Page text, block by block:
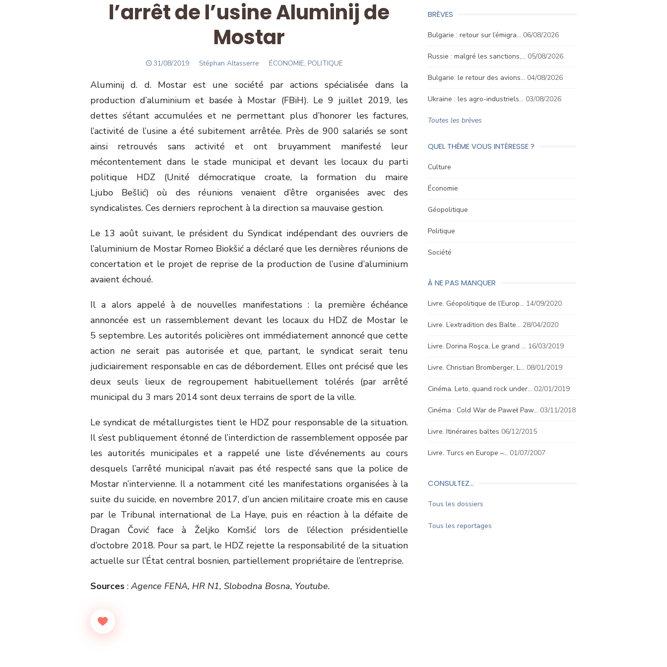
l’arrêt de l’usine Aluminij de
Mostar
POSTED
31/08/2019 Author
Stéphan Altasserre ÉCONOMIE, POLITIQUE
Aluminij d. d. Mostar est une société par actions spécialisée dans la
production d’aluminium et basée à Mostar (FBiH). Le 9 juillet 2019, les
dettes s’étant accumulées et ne permettant plus d’honorer les factures,
l’activité de l’usine a été subitement arrêtée. Près de 900 salariés se sont
ainsi retrouvés sans activité et ont bruyamment manifesté leur
mécontentement dans le stade municipal et devant les locaux du parti
politique HDZ (Unité démocratique croate, la formation du maire
Ljubo Bešlić) où des réunions venaient d’être organisées avec des
syndicalistes. Ces derniers reprochent à la direction sa mauvaise gestion.
Le 13 août suivant, le président du Syndicat indépendant des ouvriers de
l’aluminium de Mostar Romeo Biokšić a déclaré que les dernières réunions de
concertation et le projet de reprise de la production de l’usine d’aluminium
avaient échoué.
Il a alors appelé à de nouvelles manifestations : la première échéance
annoncée est un rassemblement devant les locaux du HDZ de Mostar le
5 septembre. Les autorités policières ont immédiatement annoncé que cette
action ne serait pas autorisée et que, partant, le syndicat serait tenu
judiciairement responsable en cas de débordement. Elles ont précisé que les
deux seuls lieux de regroupement habituellement tolérés (par arrêté
municipal du 3 mars 2014 sont deux terrains de sport de la ville.
Le syndicat de métallurgistes tient le HDZ pour responsable de la situation.
Il s’est publiquement étonné de l’interdiction de rassemblement opposée par
les autorités municipales et a rappelé une liste d’événements au cours
desquels l’arrêté municipal n’avait pas été respecté sans que la police de
Mostar n’intervienne. Il a notamment cité les manifestations organisées à la
suite du suicide, en novembre 2017, d’un ancien militaire croate mis en cause
par le Tribunal international de La Haye, puis en réaction à la défaite de
Dragan Čović face à Željko Komšić lors de l’élection présidentielle
d’octobre 2018. Pour sa part, le HDZ rejette la responsabilité de la situation
actuelle sur l’État central bosnien, partiellement propriétaire de l’entreprise.
Sources : Agence FENA, HR N1, Slobodna Bosna, Youtube.
BRÈVES
Bulgarie : retour sur l’émigra… 06/08/2026
Russie : malgré les sanctions,… 05/08/2026
Bulgarie: le retour des avions… 04/08/2026
Ukraine : les agro-industriels… 03/08/2026
Toutes les brèves
QUEL THÈME VOUS INTÉRESSE ?
Culture
Économie
Géopolitique
Politique
Société
À NE PAS MANQUER
Livre. Géopolitique de l’Europ… 14/09/2020
Livre. L’extradition des Balte… 28/04/2020
Livre. Dorina Roşca, Le grand … 16/03/2019
Livre. Christian Bromberger, L… 08/01/2019
Cinéma. Leto, quand rock under… 02/01/2019
Cinéma : Cold War de Paweł Paw… 03/11/2018
Livre. Itinéraires baltes 06/12/2015
Livre. Turcs en Europe –… 01/07/2007
CONSULTEZ…
Tous les dossiers
Tous les reportages